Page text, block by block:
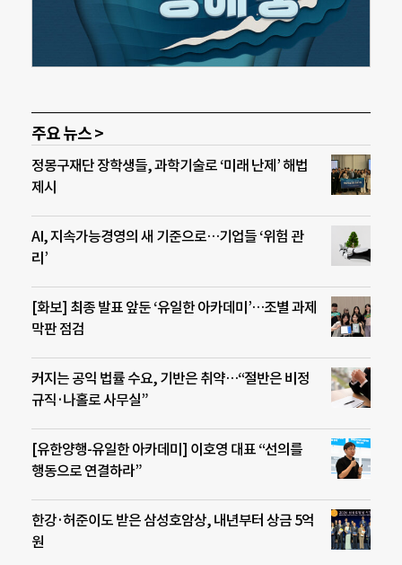
주요 뉴스 >
정몽구재단 장학생들, 과학기술로 ‘미래 난제’ 해법
제시
AI, 지속가능경영의 새 기준으로…기업들 ‘위험 관
리’
[화보] 최종 발표 앞둔 ‘유일한 아카데미’…조별 과제
막판 점검
커지는 공익 법률 수요, 기반은 취약…“절반은 비정
규직·나홀로 사무실”
[유한양행-유일한 아카데미] 이호영 대표 “선의를
행동으로 연결하라”
한강·허준이도 받은 삼성호암상, 내년부터 상금 5억
원